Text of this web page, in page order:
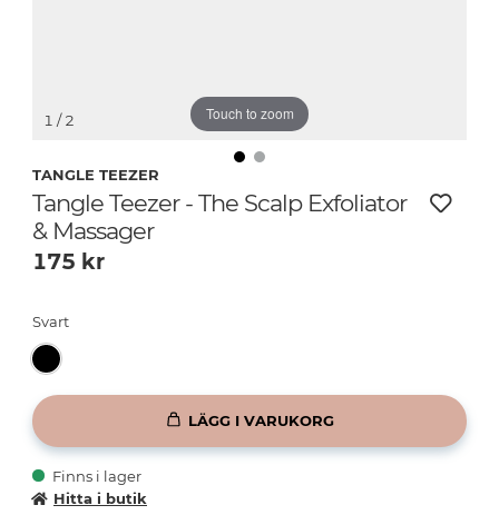
Touch to zoom
1 / 2
TANGLE TEEZER
Tangle Teezer - The Scalp Exfoliator
& Massager
175 kr
Svart
LÄGG I VARUKORG
Finns i lager
Hitta i butik